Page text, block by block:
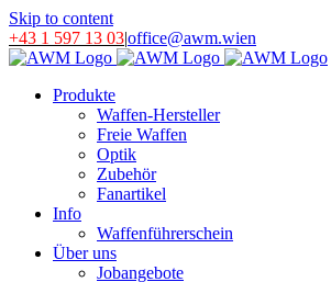
Skip to content
+43 1 597 13 03|office@awm.wien
Produkte
Waffen-Hersteller
Freie Waffen
Optik
Zubehör
Fanartikel
Info
Waffenführerschein
Über uns
Jobangebote